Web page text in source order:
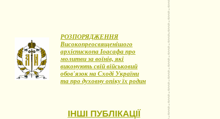
РОЗПОРЯДЖЕННЯ
Високопреосвященішого
архієпископа Іоасафа про
молитви за воїнів, які
виконують свій військовий
обов'язок на Сході України
та про духовну опіку їх родин
ІНШІ ПУБЛІКАЦІЇ